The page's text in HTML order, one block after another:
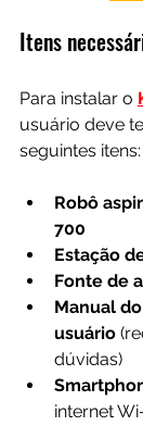
Itens
Para instalar o
usuário deve
seguintes itens:
Robô
700
Estação
Fonte de
Manual do
usuário
dúvidas)
internet